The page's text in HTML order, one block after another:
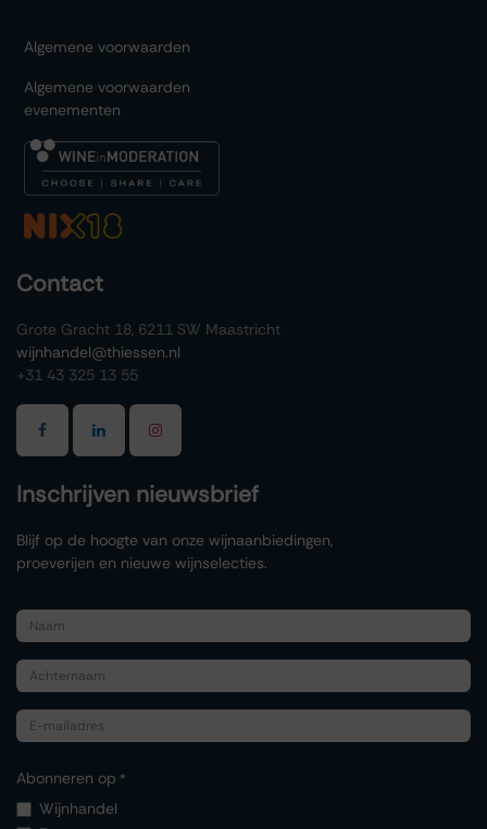
Algemene voorwaarden
Algemene voorwaarden
evenementen
Contact
Grote Gracht 18, 6211 SW Maastricht
wijnhandel@thiessen.nl
+31 43 325 13 55
Inschrijven nieuwsbrief
Blijf op de hoogte van onze wijnaanbiedingen,
proeverijen en nieuwe wijnselecties.
Abonneren op *
Wijnhandel